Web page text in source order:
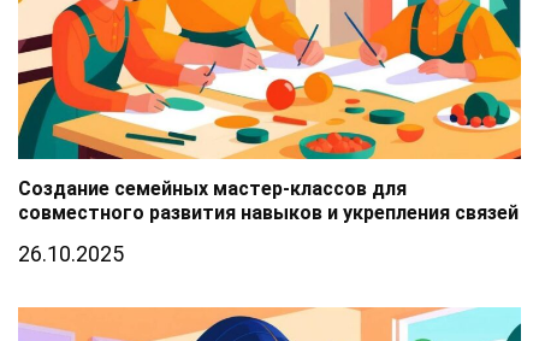
Создание семейных мастер-классов для
совместного развития навыков и укрепления связей
26.10.2025